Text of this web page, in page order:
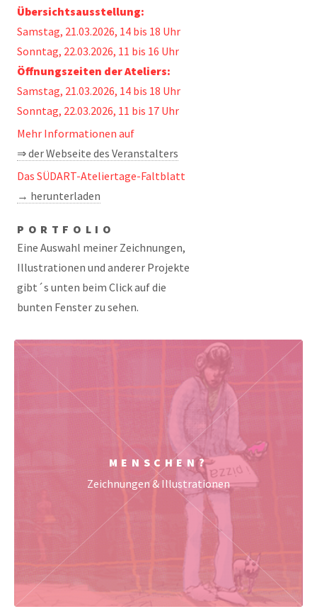
Übersichtsausstellung:
Samstag, 21.03.2026, 14 bis 18 Uhr
Sonntag, 22.03.2026, 11 bis 16 Uhr
Öffnungszeiten der Ateliers:
Samstag, 21.03.2026, 14 bis 18 Uhr
Sonntag, 22.03.2026, 11 bis 17 Uhr
Mehr Informationen auf
⇒ der Webseite des Veranstalters
Das SÜDART-Ateliertage-Faltblatt
→ herunterladen
PORTFOLIO
Eine Auswahl meiner Zeichnungen,
Illustrationen und anderer Projekte
gibt´s unten beim Click auf die
bunten Fenster zu sehen.
MENSCHEN?
Zeichnungen & Illustrationen